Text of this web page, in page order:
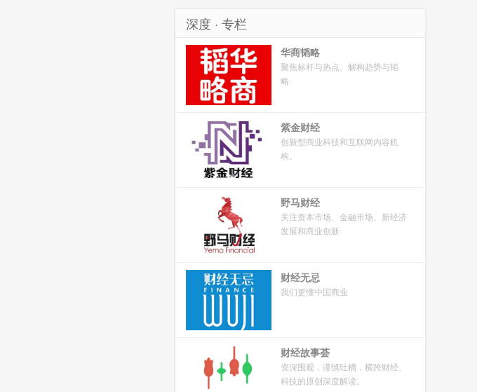
深度 · 专栏
华商韬略
聚焦标杆与热点、解构趋势与韬
略
紫金财经
创新型商业科技和互联网内容机
构。
野马财经
关注资本市场、金融市场、新经济
发展和商业创新
财经无忌
我们更懂中国商业
财经故事荟
资深围观，谨慎吐槽，横跨财经、
科技的原创深度解读。